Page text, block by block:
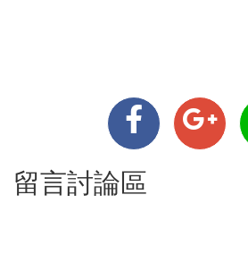
留言討論區